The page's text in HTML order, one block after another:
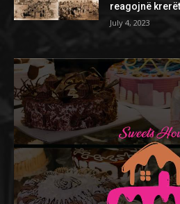
reagojnë
July 4, 2023